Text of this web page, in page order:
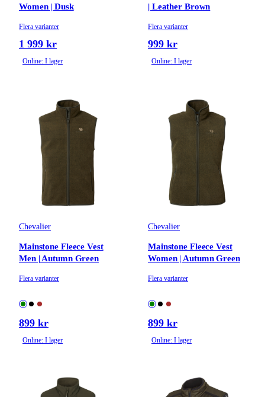
Women | Dusk
Flera varianter
1 999 kr
Online: I lager
| Leather Brown
Flera varianter
999 kr
Online: I lager
Chevalier
Mainstone Fleece Vest
Men | Autumn Green
Flera varianter
899 kr
Online: I lager
Chevalier
Mainstone Fleece Vest
Women | Autumn Green
Flera varianter
899 kr
Online: I lager